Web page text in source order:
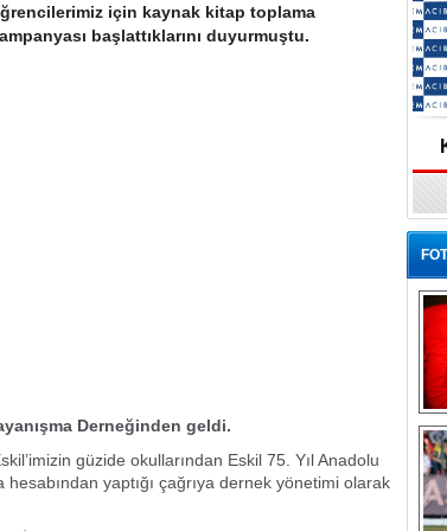
için kaynak kitap toplama
başlattıklarını duyurmuştu.
Derneğinden geldi.
güzide okullarından Eskil 75. Yıl Anadolu
yaptığı çağrıya dernek yönetimi olarak